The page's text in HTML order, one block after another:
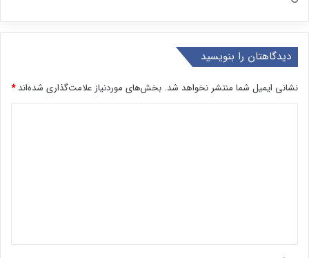
دیدگاهتان را بنویسید
نشانی ایمیل شما منتشر نخواهد شد. بخش‌های موردنیاز علامت‌گذاری شده‌اند*